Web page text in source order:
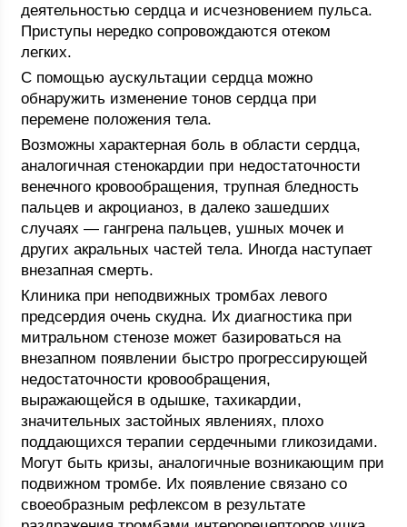
деятельностью сердца и исчезновением пульса.
Приступы нередко сопровождаются отеком
легких.
С помощью аускультации сердца можно
обнаружить изменение тонов сердца при
перемене положения тела.
Возможны характерная боль в области сердца,
аналогичная стенокардии при недостаточности
венечного кровообращения, трупная бледность
пальцев и акроцианоз, в далеко зашедших
случаях — гангрена пальцев, ушных мочек и
других акральных частей тела. Иногда наступает
внезапная смерть.
Клиника при неподвижных тромбах левого
предсердия очень скудна. Их диагностика при
митральном стенозе может базироваться на
внезапном появлении быстро прогрессирующей
недостаточности кровообращения,
выражающейся в одышке, тахикардии,
значительных застойных явлениях, плохо
поддающихся терапии сердечными гликозидами.
Могут быть кризы, аналогичные возникающим при
подвижном тромбе. Их появление связано со
своеобразным рефлексом в результате